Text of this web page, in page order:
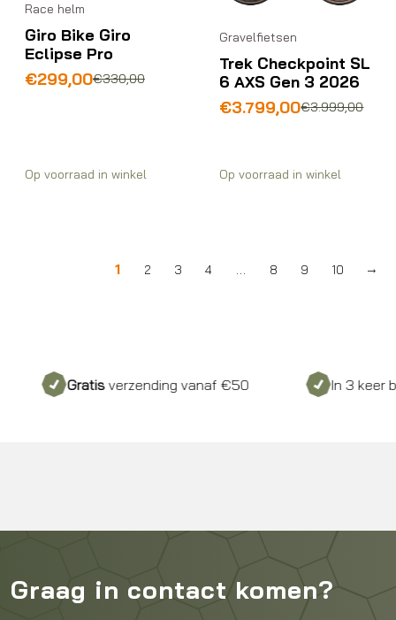
Race helm
Giro Bike Giro
Eclipse Pro
€330,00
Oorspronkelijke
€299,00
Huidige
Op voorraad in winkel
Gravelfietsen
Trek Checkpoint SL
6 AXS Gen 3 2026
€3.999,00
Oorspronkelijke
€3.799,00
Huidige
Op voorraad in winkel
1 2 3 4 8 9 10 →
Gratis verzending vanaf €50 In 3 keer
Graag in contact komen?